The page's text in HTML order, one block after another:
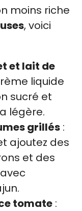
moins riche
, voici
et lait de
liquide
sucré et
légère.
grillés :
ajoutez des
et des
tomate :